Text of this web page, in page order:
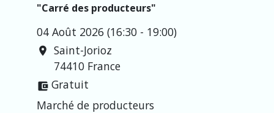
"Carré des producteurs"
04 Août 2026 (16:30 - 19:00)
location_on Saint-Jorioz
74410 France
account_balance_wallet Gratuit
Marché de producteurs